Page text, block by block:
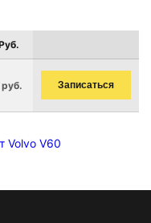
Записаться
Volvo V60